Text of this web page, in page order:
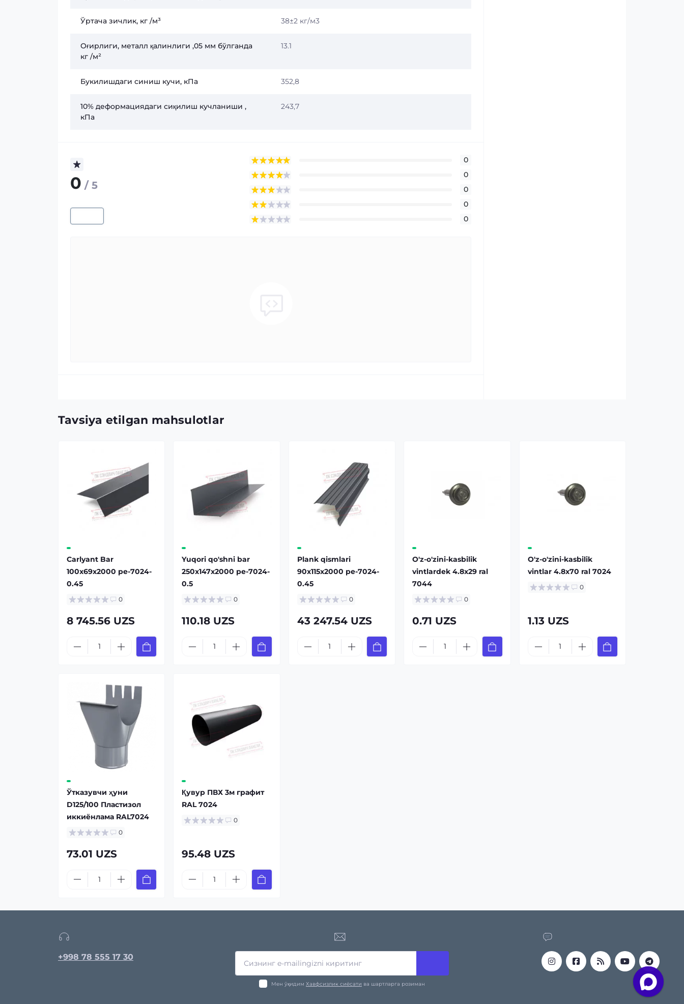
Ўртача зичлик, кг /м³ 38±2 кг/м3
Оғирлиги, металл қалинлиги ,05 мм бўлганда
кг /м²
13.1
Букилишдаги синиш кучи, кПа 352,8
10% деформациядаги сиқилиш кучланиши ,
кПа
243,7
0 / 5
0
0
0
0
0
Tavsiya etilgan mahsulotlar
Carlyant Bar
100x69x2000 pe-7024-
0.45
0
8 745.56 UZS
Yuqori qo'shni bar
250x147x2000 pe-7024-
0.5
0
110.18 UZS
Plank qismlari
90x115x2000 pe-7024-
0.45
0
43 247.54 UZS
O'z-o'zini-kasbilik
vintlardek 4.8x29 ral
7044
0
0.71 UZS
O'z-o'zini-kasbilik
vintlar 4.8x70 ral 7024
0
1.13 UZS
Ўтказувчи ҳуни
D125/100 Пластизол
иккиёнлама RAL7024
0
73.01 UZS
Қувур ПВХ 3м графит
RAL 7024
0
95.48 UZS
+998 78 555 17 30
Мен ўқидим Хавфсизлик сиёсати ва шартларга розиман